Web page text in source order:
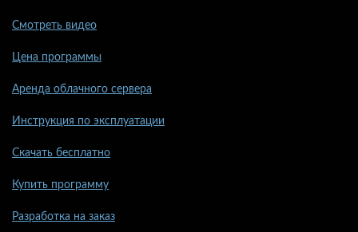
Смотреть видео
Цена программы
Аренда облачного сервера
Инструкция по эксплуатации
Скачать бесплатно
Купить программу
Разработка на заказ